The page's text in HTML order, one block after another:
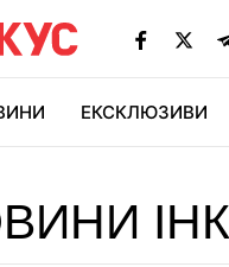
ЕКСКЛЮЗИВИ